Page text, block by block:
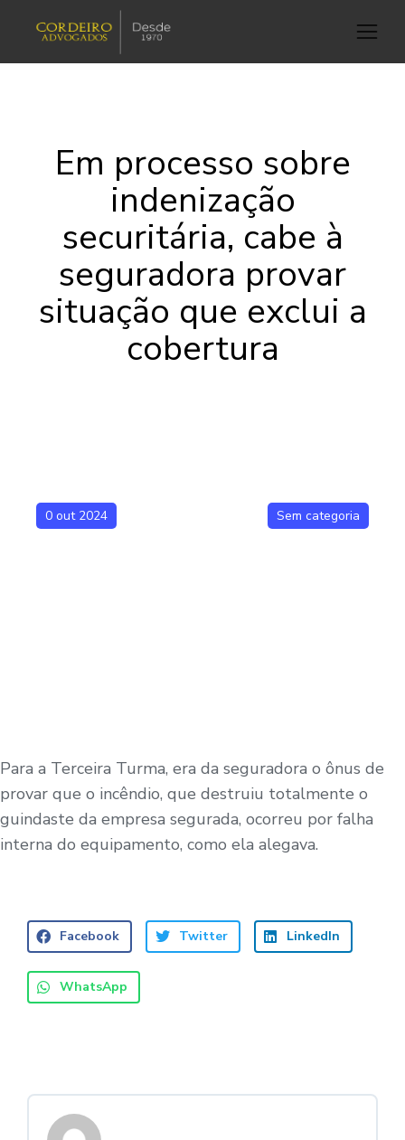
Em processo sobre
indenização
securitária, cabe à
seguradora provar
situação que exclui a
cobertura
0 out 2024 Sem categoria
Para a Terceira Turma, era da seguradora o ônus de
provar que o incêndio, que destruiu totalmente o
guindaste da empresa segurada, ocorreu por falha
interna do equipamento, como ela alegava.
Facebook Twitter LinkedIn
WhatsApp